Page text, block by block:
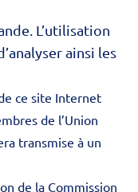
L’utilisation
ainsi les
ce site Internet
de l’Union
transmise à un
de la Commission